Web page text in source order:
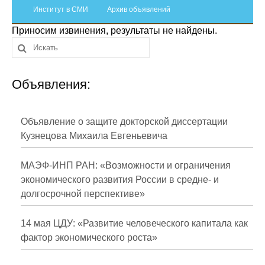
Отчетность
Противодействие коррупции
Материалы для СМИ
Публикации
Научная жизнь
Проблемы прогнозирования
О журнале
Номера журналов
Институт в СМИ Архив объявлений
Приносим извинения, результаты не найдены.
Объявления:
Объявление о защите докторской диссертации
Кузнецова Михаила Евгеньевича
МАЭФ-ИНП РАН: «Возможности и ограничения
экономического развития России в средне- и
долгосрочной перспективе»
14 мая ЦДУ: «Развитие человеческого капитала как
фактор экономического роста»